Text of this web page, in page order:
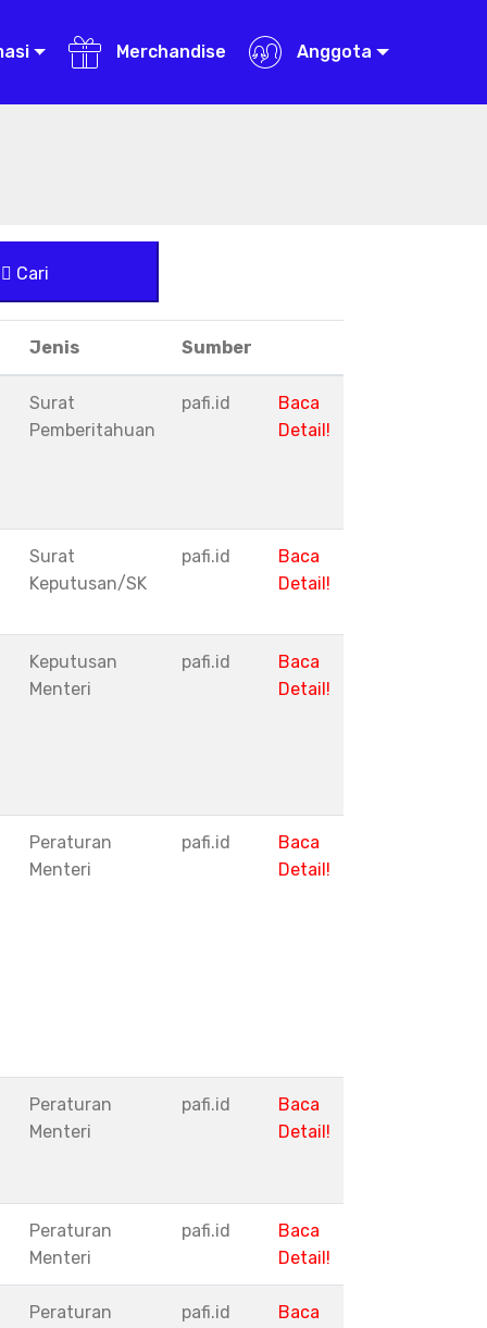
Merchandise Anggota
Cari
Jenis Sumber
Surat
Pemberitahuan
pafi.id
Baca
Detail!
Surat
Keputusan/SK
pafi.id
Baca
Detail!
Keputusan
Menteri
pafi.id
Baca
Detail!
Peraturan
Menteri
pafi.id
Baca
Detail!
Peraturan
Menteri
pafi.id
Baca
Detail!
Peraturan
Menteri
pafi.id
Baca
Detail!
Peraturan
pafi.id
Baca